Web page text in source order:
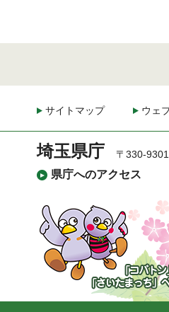
サイトマップ ウェ
埼玉県庁
県庁へのアクセス
〒330-
「コバトン」
まっち」